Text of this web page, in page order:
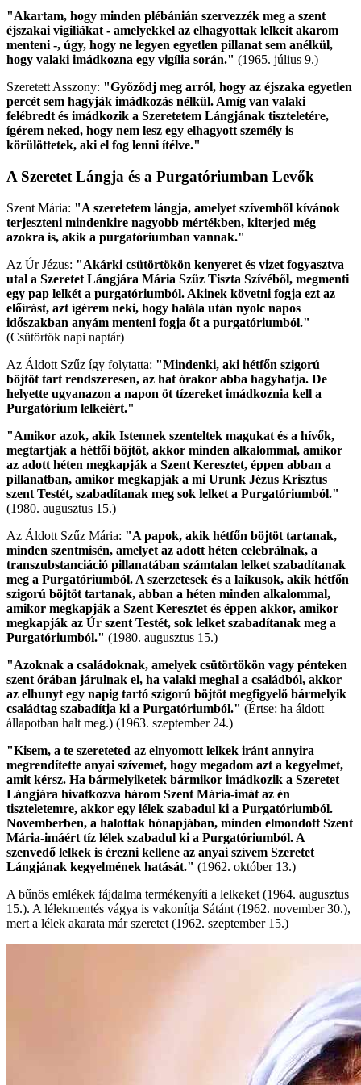
"Akartam, hogy minden plébánián szervezzék meg a szent
éjszakai vigiliákat - amelyekkel az elhagyottak lelkeit akarom
menteni -, úgy, hogy ne legyen egyetlen pillanat sem anélkül,
hogy valaki imádkozna egy vigília során." (1965. július 9.)
Szeretett Asszony: "Győződj meg arról, hogy az éjszaka egyetlen
percét sem hagyják imádkozás nélkül. Amíg van valaki
felébredt és imádkozik a Szeretetem Lángjának tiszteletére,
ígérem neked, hogy nem lesz egy elhagyott személy is
körülöttetek, aki el fog lenni ítélve."
A Szeretet Lángja és a Purgatóriumban Levők
Szent Mária: "A szeretetem lángja, amelyet szívemből kívánok
terjeszteni mindenkire nagyobb mértékben, kiterjed még
azokra is, akik a purgatóriumban vannak."
Az Úr Jézus: "Akárki csütörtökön kenyeret és vizet fogyasztva
utal a Szeretet Lángjára Mária Szűz Tiszta Szívéből, megmenti
egy pap lelkét a purgatóriumból. Akinek követni fogja ezt az
előírást, azt ígérem neki, hogy halála után nyolc napos
időszakban anyám menteni fogja őt a purgatóriumból."
(Csütörtök napi naptár)
Az Áldott Szűz így folytatta: "Mindenki, aki hétfőn szigorú
böjtöt tart rendszeresen, az hat órakor abba hagyhatja. De
helyette ugyanazon a napon öt tízereket imádkoznia kell a
Purgatórium lelkeiért."
"Amikor azok, akik Istennek szenteltek magukat és a hívők,
megtartják a hétfői böjtöt, akkor minden alkalommal, amikor
az adott héten megkapják a Szent Keresztet, éppen abban a
pillanatban, amikor megkapják a mi Urunk Jézus Krisztus
szent Testét, szabadítanak meg sok lelket a Purgatóriumból."
(1980. augusztus 15.)
Az Áldott Szűz Mária: "A papok, akik hétfőn böjtöt tartanak,
minden szentmisén, amelyet az adott héten celebrálnak, a
transzubstanciáció pillanatában számtalan lelket szabadítanak
meg a Purgatóriumból. A szerzetesek és a laikusok, akik hétfőn
szigorú böjtöt tartanak, abban a héten minden alkalommal,
amikor megkapják a Szent Keresztet és éppen akkor, amikor
megkapják az Úr szent Testét, sok lelket szabadítanak meg a
Purgatóriumból." (1980. augusztus 15.)
"Azoknak a családoknak, amelyek csütörtökön vagy pénteken
szent órában járulnak el, ha valaki meghal a családból, akkor
az elhunyt egy napig tartó szigorú böjtöt megfigyelő bármelyik
családtag szabadítja ki a Purgatóriumból." (Értse: ha áldott
állapotban halt meg.) (1963. szeptember 24.)
"Kisem, a te szereteted az elnyomott lelkek iránt annyira
megrendítette anyai szívemet, hogy megadom azt a kegyelmet,
amit kérsz. Ha bármelyiketek bármikor imádkozik a Szeretet
Lángjára hivatkozva három Szent Mária-imát az én
tiszteletemre, akkor egy lélek szabadul ki a Purgatóriumból.
Novemberben, a halottak hónapjában, minden elmondott Szent
Mária-imáért tíz lélek szabadul ki a Purgatóriumból. A
szenvedő lelkek is érezni kellene az anyai szívem Szeretet
Lángjának kegyelmének hatását." (1962. október 13.)
A bűnös emlékek fájdalma termékenyíti a lelkeket (1964. augusztus
15.). A lélekmentés vágya is vakonítja Sátánt (1962. november 30.),
mert a lélek akarata már szeretet (1962. szeptember 15.)